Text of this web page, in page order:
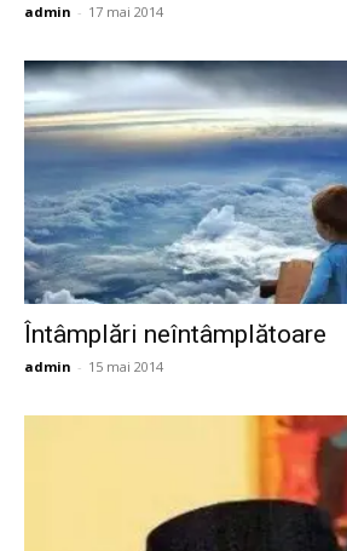
admin - 17 mai 2014
Întâmplări neîntâmplătoare
admin - 15 mai 2014